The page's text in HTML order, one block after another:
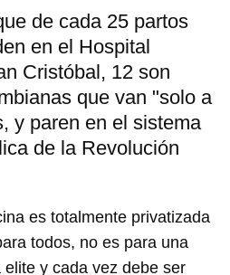
de cada 25 partos
en el Hospital
Cristóbal, 12 son
que van "solo a
y paren en el sistema
de la Revolución
es totalmente privatizada
todos, no es para una
y cada vez debe ser